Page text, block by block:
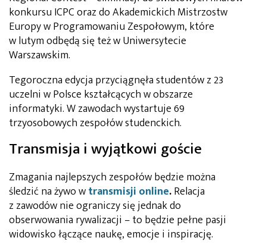
konkursu ICPC oraz do Akademickich Mistrzostw
Europy w Programowaniu Zespołowym, które
w lutym odbędą się też w Uniwersytecie
Warszawskim.
Tegoroczna edycja przyciągnęła studentów z 23
uczelni w Polsce kształcących w obszarze
informatyki. W zawodach wystartuje 69
trzyosobowych zespołów studenckich.
Transmisja i wyjątkowi goście
Zmagania najlepszych zespołów będzie można
śledzić na żywo wtransmisji online.Relacja
z zawodów nie ograniczy się jednak do
obserwowania rywalizacji – to będzie pełne pasji
widowisko łączące naukę, emocje i inspirację.